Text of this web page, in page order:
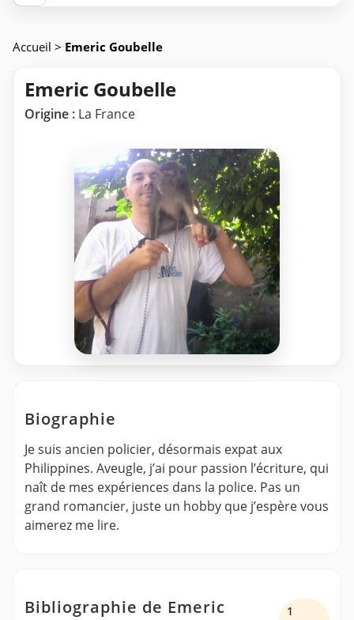
Accueil > Emeric Goubelle
Emeric Goubelle
Origine : La France
Biographie
Je suis ancien policier, désormais expat aux
Philippines. Aveugle, j’ai pour passion l’écriture, qui
naît de mes expériences dans la police. Pas un
grand romancier, juste un hobby que j’espère vous
aimerez me lire.
Bibliographie de Emeric
1